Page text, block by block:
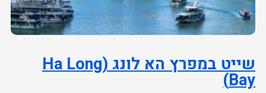
שייט במפרץ הא לונג (Ha Long
Bay)